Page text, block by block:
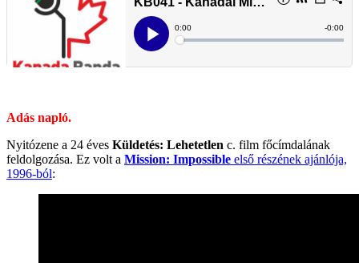
Adás napló.
Nyitózene a 24 éves Küldetés: Lehetetlen c. film főcímdalának
feldolgozása. Ez volt a Mission: Impossible első részének ajánlója,
1996-ból: